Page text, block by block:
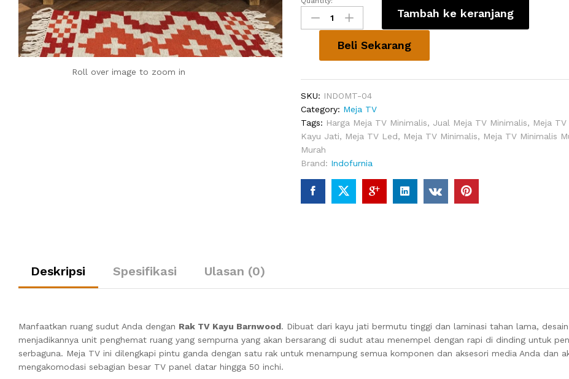
Roll over image to zoom in
Rak
TV
Kayu
Barnwood
Tambah ke keranjang
Beli Sekarang
SKU: INDOMT-04
Category: Meja TV
Tags: Harga Meja TV Minimalis, Jual Meja TV Minimalis, Meja TV
Kayu Jati, Meja TV Led, Meja TV Minimalis, Meja TV Minimalis
Murah
Brand: Indofurnia
Deskripsi Spesifikasi Ulasan (0)
Manfaatkan ruang sudut Anda dengan Rak TV Kayu Barnwood. Dibuat dari kayu jati bermutu tinggi dan laminasi tahan lama,
menjadikannya unit penghemat ruang yang sempurna yang akan bersarang di sudut atau menempel dengan rapi di dinding untuk
serbaguna. Meja TV ini dilengkapi pintu ganda dengan satu rak untuk menampung semua komponen dan aksesori media Anda dan
mengakomodasi sebagian besar TV panel datar hingga 50 inchi.